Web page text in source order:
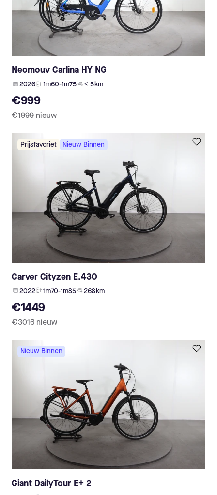
Neomouv Carlina HY NG
2026 1m60-1m75 < 5 km
€999
€1999 nieuw
Prijsfavoriet Nieuw Binnen
Carver Cityzen E.430
2022 1m70-1m85 268 km
€1449
€3016 nieuw
Nieuw Binnen
Giant DailyTour E+ 2